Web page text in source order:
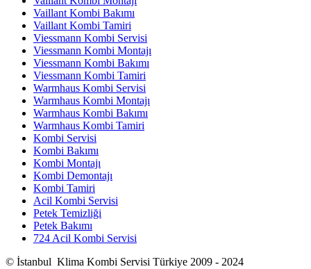
Vaillant Kombi Bakımı
Vaillant Kombi Tamiri
Viessmann Kombi Servisi
Viessmann Kombi Montajı
Viessmann Kombi Bakımı
Viessmann Kombi Tamiri
Warmhaus Kombi Servisi
Warmhaus Kombi Montajı
Warmhaus Kombi Bakımı
Warmhaus Kombi Tamiri
Kombi Servisi
Kombi Bakımı
Kombi Montajı
Kombi Demontajı
Kombi Tamiri
Acil Kombi Servisi
Petek Temizliği
Petek Bakımı
724 Acil Kombi Servisi
© İstanbul Klima Kombi Servisi Türkiye 2009 - 2024